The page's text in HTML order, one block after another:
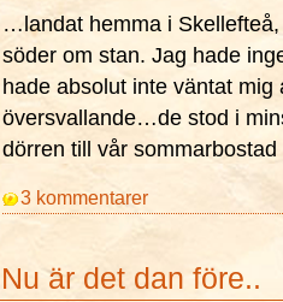
…landat hemma i
söder om stan. Jag hade
hade absolut inte väntat
översvallande…de stod i
dörren till vår
3 kommentarer
Nu är det dan före..